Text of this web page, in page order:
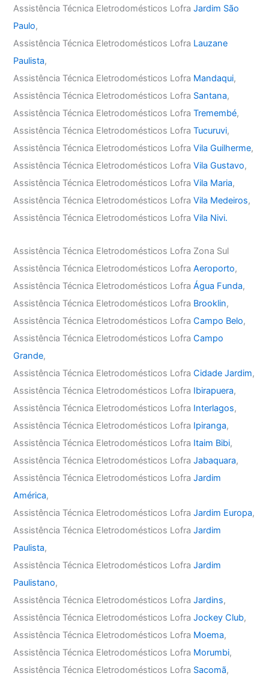
Assistência Técnica Eletrodomésticos LofraJardim São
Paulo,
Assistência Técnica Eletrodomésticos Lofra Lauzane
Paulista,
Assistência Técnica Eletrodomésticos Lofra Mandaqui,
Assistência Técnica Eletrodomésticos Lofra Santana,
Assistência Técnica Eletrodomésticos LofraTremembé,
Assistência Técnica Eletrodomésticos LofraTucuruvi,
Assistência Técnica Eletrodomésticos LofraVila Guilherme,
Assistência Técnica Eletrodomésticos LofraVila Gustavo,
Assistência Técnica Eletrodomésticos LofraVila Maria,
Assistência Técnica Eletrodomésticos LofraVila Medeiros,
Assistência Técnica Eletrodomésticos LofraVila Nivi.
Assistência Técnica Eletrodomésticos Lofra Zona Sul
Assistência Técnica Eletrodomésticos LofraAeroporto,
Assistência Técnica Eletrodomésticos LofraÁgua Funda,
Assistência Técnica Eletrodomésticos Lofra Brooklin,
Assistência Técnica Eletrodomésticos LofraCampo Belo,
Assistência Técnica Eletrodomésticos LofraCampo
Grande,
Assistência Técnica Eletrodomésticos LofraCidade Jardim,
Assistência Técnica Eletrodomésticos Lofra Ibirapuera,
Assistência Técnica Eletrodomésticos Lofra Interlagos,
Assistência Técnica Eletrodomésticos Lofra Ipiranga,
Assistência Técnica Eletrodomésticos Lofra Itaim Bibi,
Assistência Técnica Eletrodomésticos LofraJabaquara,
Assistência Técnica Eletrodomésticos LofraJardim
América,
Assistência Técnica Eletrodomésticos LofraJardim Europa,
Assistência Técnica Eletrodomésticos LofraJardim
Paulista,
Assistência Técnica Eletrodomésticos LofraJardim
Paulistano,
Assistência Técnica Eletrodomésticos LofraJardins,
Assistência Técnica Eletrodomésticos LofraJockey Club,
Assistência Técnica Eletrodomésticos Lofra Moema,
Assistência Técnica Eletrodomésticos Lofra Morumbi,
Assistência Técnica Eletrodomésticos Lofra Sacomã,